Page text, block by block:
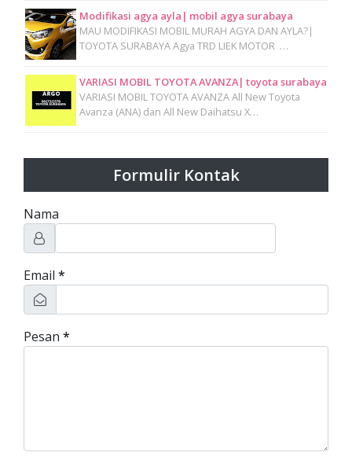
Modifikasi agya ayla| mobil agya surabaya
MAU MODIFIKASI MOBIL MURAH AGYA DAN AYLA?|
TOYOTA SURABAYA Agya TRD LIEK MOTOR …
VARIASI MOBIL TOYOTA AVANZA| toyota surabaya
VARIASI MOBIL TOYOTA AVANZA All New Toyota
Avanza (ANA) dan All New Daihatsu X…
Formulir Kontak
Nama
Email *
Pesan *